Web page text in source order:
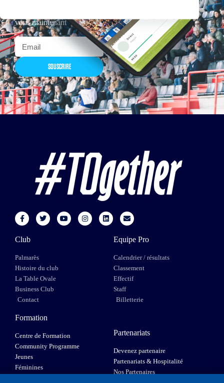
vous maintenant
SOUSCRIRE
Club
Palmarès
Histoire du club
La Table Ovale
Business Club
Contact
Equipe Pro
Calendrier / résultats
Classement
Effectif
Staff
Billetterie
Formation
Centre de Formation
Community Programme
Jeunes
Féminines
Partenariats
Devenez partenaire
Partenariats & Hospitalité
Nos Partenaires